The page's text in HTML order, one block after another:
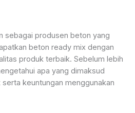
sebagai produsen beton yang
beton ready mix dengan
produk terbaik. Sebelum lebih
apa yang dimaksud
keuntungan menggunakan